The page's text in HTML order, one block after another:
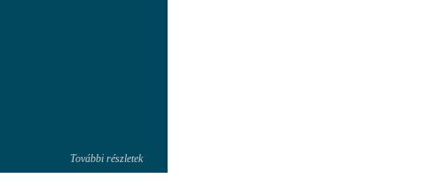
További részletek